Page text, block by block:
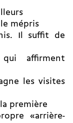
mépris
Il suffit de
qui affirment
les visites
première
«arrière-